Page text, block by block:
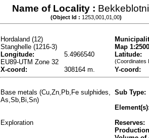
Name of Locality :
(Object Id : 1253,001,01,00)
Hordaland (12)
Stanghelle (1216-3)
Map
Longitude: 5.4966540
Latitude:
EU89-UTM Zone 32
(Coordinates
X-coord: 308164 m.
Y-coord:
Base metals (Cu,Zn,Pb,Fe sulphides,
As,Sb,Bi,Sn)
Sub Type:
Exploration
Reserves: